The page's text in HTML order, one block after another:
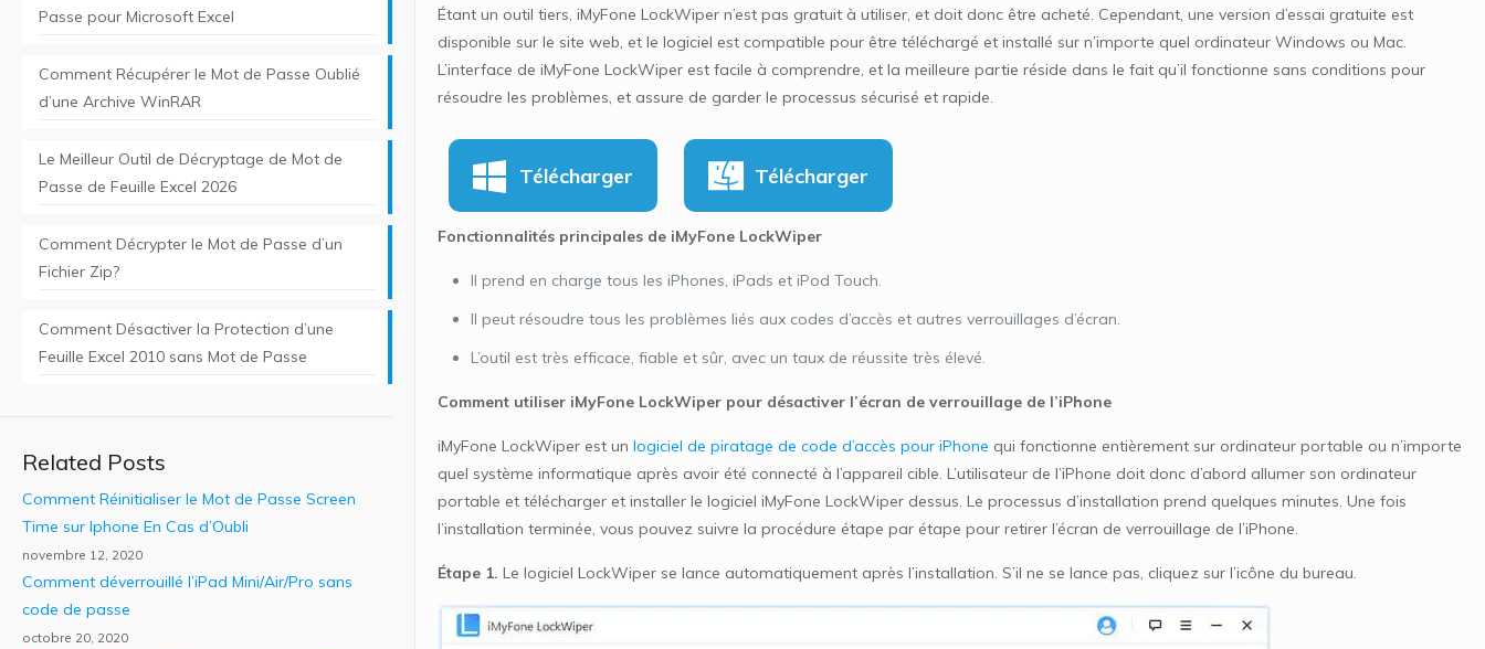
Étant un outil tiers, iMyFone LockWiper n’est pas gratuit à utiliser, et doit donc être acheté. Cependant, une version d’essai gratuite est
disponible sur le site web, et le logiciel est compatible pour être téléchargé et installé sur n’importe quel ordinateur Windows ou Mac.
L’interface de iMyFone LockWiper est facile à comprendre, et la meilleure partie réside dans le fait qu’il fonctionne sans conditions pour
résoudre les problèmes, et assure de garder le processus sécurisé et rapide.
Télécharger Télécharger
Fonctionnalités principales de iMyFone LockWiper
Il prend en charge tous les iPhones, iPads et iPod Touch.
Il peut résoudre tous les problèmes liés aux codes d’accès et autres verrouillages d’écran.
L’outil est très efficace, fiable et sûr, avec un taux de réussite très élevé.
Comment utiliser iMyFone LockWiper pour désactiver l’écran de verrouillage de l’iPhone
iMyFone LockWiper est un logiciel de piratage de code d’accès pour iPhone qui fonctionne entièrement sur ordinateur portable ou n’importe
quel système informatique après avoir été connecté à l’appareil cible. L’utilisateur de l’iPhone doit donc d’abord allumer son ordinateur
portable et télécharger et installer le logiciel iMyFone LockWiper dessus. Le processus d’installation prend quelques minutes. Une fois
l’installation terminée, vous pouvez suivre la procédure étape par étape pour retirer l’écran de verrouillage de l’iPhone.
Étape 1. Le logiciel LockWiper se lance automatiquement après l’installation. S’il ne se lance pas, cliquez sur l’icône du bureau.
Passe pour Microsoft Excel
Comment Récupérer le Mot de Passe Oublié
d’une Archive WinRAR
Le Meilleur Outil de Décryptage de Mot de
Passe de Feuille Excel 2026
Comment Décrypter le Mot de Passe d’un
Fichier Zip?
Comment Désactiver la Protection d’une
Feuille Excel 2010 sans Mot de Passe
Related Posts
Comment Réinitialiser le Mot de Passe Screen
Time sur Iphone En Cas d’Oubli
novembre 12, 2020
Comment déverrouillé l’iPad Mini/Air/Pro sans
code de passe
octobre 20, 2020